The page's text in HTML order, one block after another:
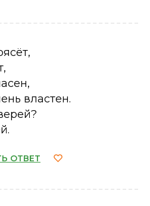
властен.
ОТВЕТ